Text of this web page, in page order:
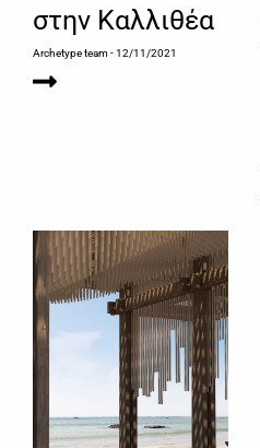
στην Καλλιθέα
Archetype team- 12/11/2021